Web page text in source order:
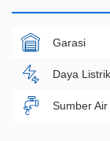
Garasi
Daya Listrik
Sumber Air